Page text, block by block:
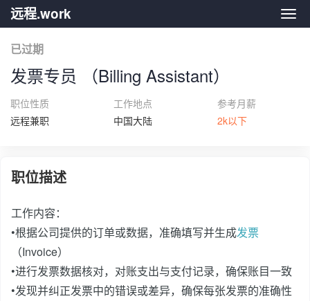
远
远程.work
已过期
发票专员 （Billing Assistant）
职位性质
远程兼职
工作地点
中国大陆
参考月薪
2k以下
职位描述
工作内容：
•根据公司提供的订单或数据，准确填写并生成发票
（Invoice）
•进行发票数据核对，对账支出与支付记录，确保账目一致
•发现并纠正发票中的错误或差异，确保每张发票的准确性